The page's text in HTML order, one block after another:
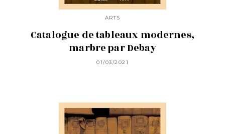
ARTS
Catalogue de tableaux modernes,
marbre par Debay
01/03/2021